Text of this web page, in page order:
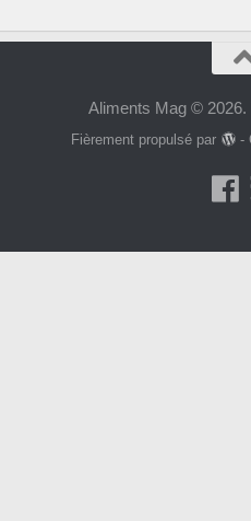
Aliments Mag © 2026.
Fièrement propulsé par -